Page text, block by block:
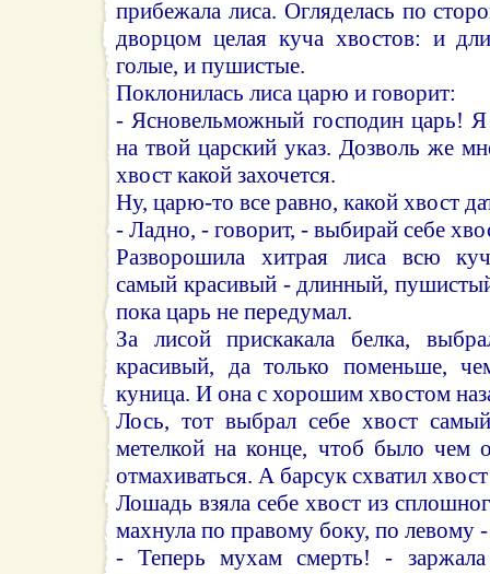
прибежала лиса. Огляделась по
дворцом целая куча хвостов: и
голые, и пушистые.
Поклонилась лиса царю и говорит:
- Ясновельможный господин царь! Я
на твой царский указ. Дозволь же
хвост какой захочется.
Ну, царю-то все равно, какой хвост
- Ладно, - говорит, - выбирай себе
Разворошила хитрая лиса всю
самый красивый - длинный,
пока царь не передумал.
За лисой прискакала белка,
красивый, да только поменьше,
куница. И она с хорошим хвостом
Лось, тот выбрал себе хвост
метелкой на конце, чтоб было чем
отмахиваться. А барсук схватил
Лошадь взяла себе хвост из
махнула по правому боку, по левому
- Теперь мухам смерть! -